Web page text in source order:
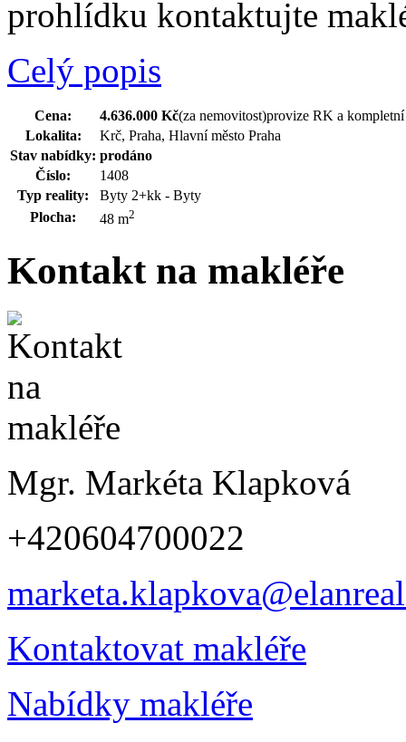
prohlídku kontaktujte
Celý popis
Cena: 4.636.000 Kč(za nemovitost)provize RK a
Lokalita:
Krč, Praha, Hlavní město Praha
Stav nabídky: prodáno
Číslo:
1408
Typ reality:
Byty 2+kk - Byty
Plocha:
48 m2
Kontakt na makléře
Mgr. Markéta Klapková
+420604700022
Kontaktovat makléře
Nabídky makléře